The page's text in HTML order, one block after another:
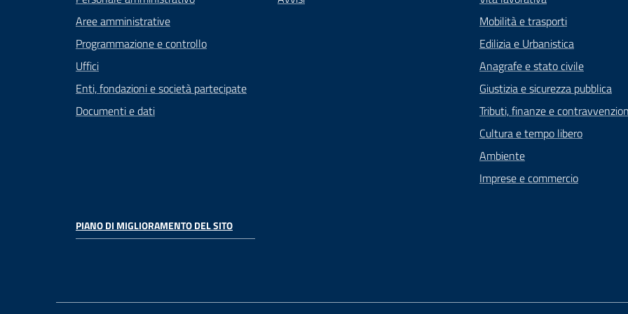
Aree amministrative
Programmazione e controllo
Uffici
Enti, fondazioni e società partecipate
Documenti e dati
Mobilità e trasporti
Edilizia e Urbanistica
Anagrafe e stato civile
Giustizia e sicurezza pubblica
Tributi, finanze e
Cultura e tempo libero
Ambiente
Imprese e commercio
PIANO DI MIGLIORAMENTO DEL SITO